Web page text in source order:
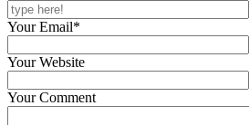
Your Email*
Your Website
Your Comment